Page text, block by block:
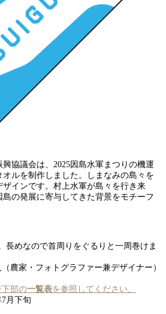
協議会は、2025因島水軍まつりの機運
ルを制作しました。しまなみの島々を
インです。村上水軍が島々を行き来
島の発展に寄与してきた背景をモチーフ
長めなので首周りをぐるりと一周巻けま
農家・フォトグラファー兼デザイナー）
下部の一覧表を参照してください。
月下旬